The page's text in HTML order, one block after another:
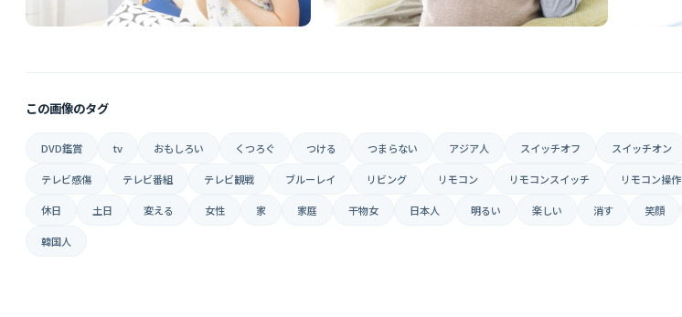
この画像のタグ
DVD鑑賞 tv おもしろい くつろぐ つける つまらない アジア人 スイッチオフ スイッチオン
テレビ感傷 テレビ番組 テレビ観戦 ブルーレイ リビング リモコン リモコンスイッチ リモコン操作
休日 土日 変える 女性 家 家庭 干物女 日本人 明るい 楽しい 消す 笑顔
韓国人